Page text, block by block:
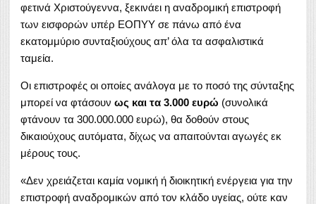
φετινά Χριστούγεννα, ξεκινάει η αναδρομική επιστροφή
των εισφορών υπέρ ΕΟΠΥΥ σε πάνω από ένα
εκατομμύριο συνταξιούχους απ’ όλα τα ασφαλιστικά
ταμεία.
Οι επιστροφές οι οποίες ανάλογα με το ποσό της σύνταξης
μπορεί να φτάσουν ως και τα 3.000 ευρώ (συνολικά
φτάνουν τα 300.000.000 ευρώ), θα δοθούν στους
δικαιούχους αυτόματα, δίχως να απαιτούνται αγωγές εκ
μέρους τους.
«Δεν χρειάζεται καμία νομική ή διοικητική ενέργεια για την
επιστροφή αναδρομικών από τον κλάδο υγείας, ούτε καν